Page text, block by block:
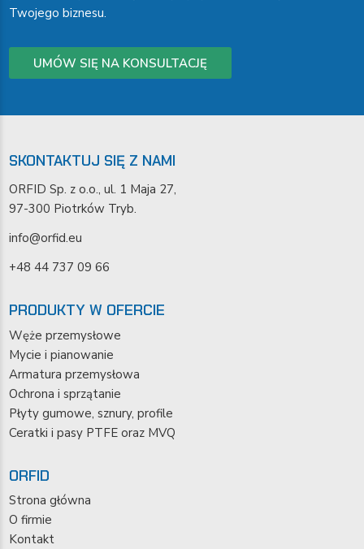
Twojego biznesu.
UMÓW SIĘ NA KONSULTACJĘ
SKONTAKTUJ SIĘ Z NAMI
ORFID Sp. z o.o., ul. 1 Maja 27,
97-300 Piotrków Tryb.
info@orfid.eu
+48 44 737 09 66
PRODUKTY W OFERCIE
Węże przemysłowe
Mycie i pianowanie
Armatura przemysłowa
Ochrona i sprzątanie
Płyty gumowe, sznury, profile
Ceratki i pasy PTFE oraz MVQ
ORFID
Strona główna
O firmie
Kontakt